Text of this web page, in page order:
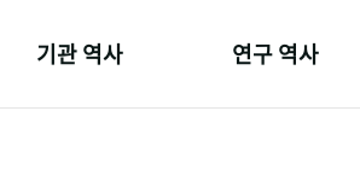
기관 역사 연구 역사